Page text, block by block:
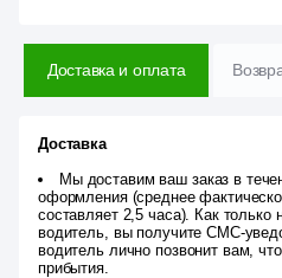
Доставка и оплата
Доставка
Мы доставим ваш заказ в
оформления (среднее
составляет 2,5 часа). Как только
водитель, вы получите СМС-
водитель лично позвонит вам,
прибытия.